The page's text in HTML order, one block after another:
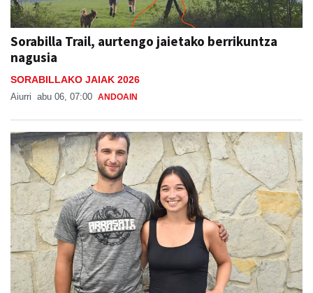
Sorabilla Trail, aurtengo jaietako berrikuntza
nagusia
SORABILLAKO JAIAK 2026
Aiurri abu 06, 07:00 ANDOAIN